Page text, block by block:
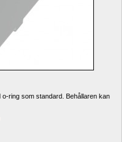
ring som standard. Behållaren kan